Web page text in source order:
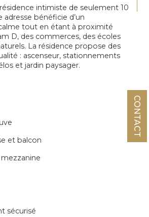
CONTACT
intimiste de seulement 10
bénéficie d’un
tout en étant à proximité
D, des commerces, des écoles
La résidence propose des
: ascenseur, stationnements
et jardin paysager.
et balcon
sécurisé